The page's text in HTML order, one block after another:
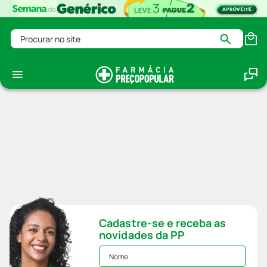
Procurar no site
Cadastre-se e receba as
novidades da PP